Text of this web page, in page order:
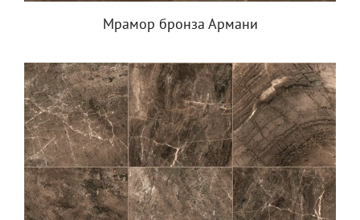
Мрамор бронза Армани